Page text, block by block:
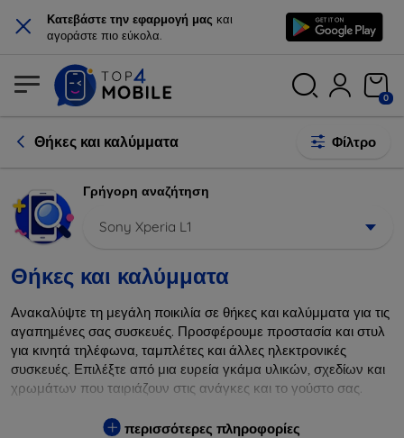
× Κατεβάστε την εφαρμογή μας και
αγοράστε πιο εύκολα.
0
Θήκες και καλύμματα Φίλτρο
Γρήγορη αναζήτηση
Sony Xperia L1
Θήκες και καλύμματα
Ανακαλύψτε τη μεγάλη ποικιλία σε θήκες και καλύμματα για τις
αγαπημένες σας συσκευές. Προσφέρουμε προστασία και στυλ
για κινητά τηλέφωνα, ταμπλέτες και άλλες ηλεκτρονικές
συσκευές. Επιλέξτε από μια ευρεία γκάμα υλικών, σχεδίων και
χρωμάτων που ταιριάζουν στις ανάγκες και το γούστο σας.
πτώσεις και άλλες φθορές, ενώ παράλληλα δίνετε ένα
περισσότερες πληροφορίες